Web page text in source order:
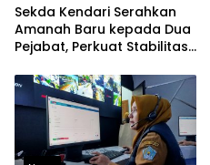
Sekda Kendari Serahkan
Amanah Baru kepada Dua
Pejabat, Perkuat Stabilitas